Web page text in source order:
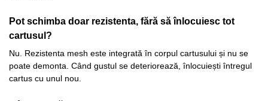
Pot schimba doar rezistenta, fără să înlocuiesc tot
cartusul?
Nu. Rezistenta mesh este integrată în corpul cartusului și nu se
poate demonta. Când gustul se deteriorează, înlocuiești întregul
cartus cu unul nou.